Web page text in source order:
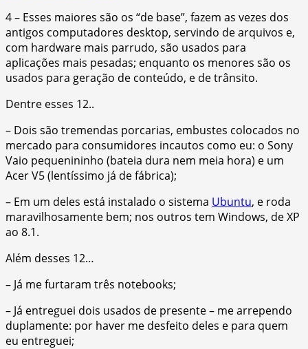
4 – Esses maiores são os “de base”, fazem as vezes dos
antigos computadores desktop, servindo de arquivos e,
com hardware mais parrudo, são usados para
aplicações mais pesadas; enquanto os menores são os
usados para geração de conteúdo, e de trânsito.
Dentre esses 12..
– Dois são tremendas porcarias, embustes colocados no
mercado para consumidores incautos como eu: o Sony
Vaio pequenininho (bateia dura nem meia hora) e um
Acer V5 (lentíssimo já de fábrica);
– Em um deles está instalado o sistema Ubuntu, e roda
maravilhosamente bem; nos outros tem Windows, de XP
ao 8.1.
Além desses 12…
– Já me furtaram três notebooks;
– Já entreguei dois usados de presente – me arrependo
duplamente: por haver me desfeito deles e para quem
eu entreguei;